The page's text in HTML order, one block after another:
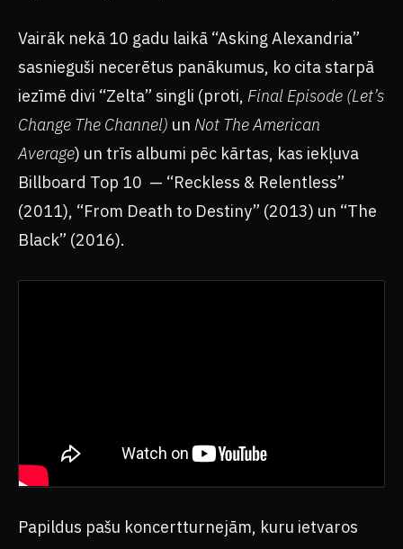
Vairāk nekā 10 gadu laikā “Asking Alexandria”
sasnieguši necerētus panākumus, ko cita starpā
iezīmē divi “Zelta” singli (proti, Final Episode (Let’s
Change The Channel) un Not The American
Average) un trīs albumi pēc kārtas, kas iekļuva
Billboard Top 10 — “Reckless & Relentless”
(2011), “From Death to Destiny” (2013) un “The
Black” (2016).
Papildus pašu koncertturnejām, kuru ietvaros